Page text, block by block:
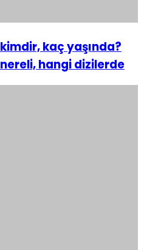
kaç yaşında?
hangi dizilerde